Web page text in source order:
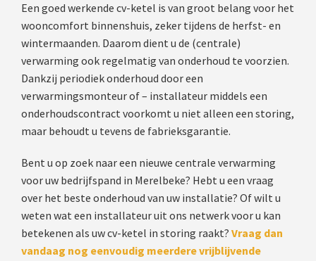
Een goed werkende cv-ketel is van groot belang voor het
wooncomfort binnenshuis, zeker tijdens de herfst- en
wintermaanden. Daarom dient u de (centrale)
verwarming ook regelmatig van onderhoud te voorzien.
Dankzij periodiek onderhoud door een
verwarmingsmonteur of – installateur middels een
onderhoudscontract voorkomt u niet alleen een storing,
maar behoudt u tevens de fabrieksgarantie.
Bent u op zoek naar een nieuwe centrale verwarming
voor uw bedrijfspand in Merelbeke? Hebt u een vraag
over het beste onderhoud van uw installatie? Of wilt u
weten wat een installateur uit ons netwerk voor u kan
betekenen als uw cv-ketel in storing raakt? Vraag dan
vandaag nog eenvoudig meerdere vrijblijvende